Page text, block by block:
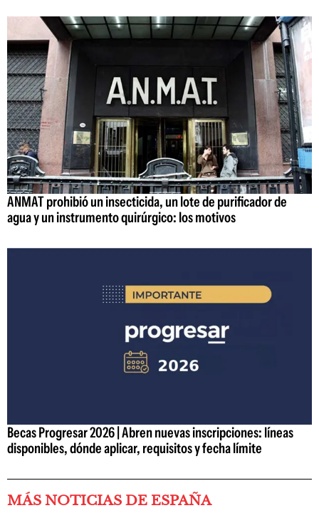
ANMAT prohibió un insecticida, un lote de purificador de
agua y un instrumento quirúrgico: los motivos
Becas Progresar 2026 | Abren nuevas inscripciones: líneas
disponibles, dónde aplicar, requisitos y fecha límite
MÁS NOTICIAS DE ESPAÑA